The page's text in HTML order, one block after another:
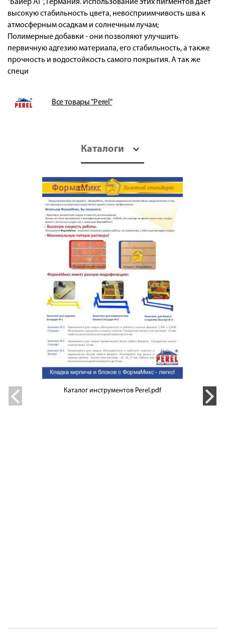
"Байер АГ", Германия. Использование этих пигментов дает
высокую стабильность цвета, невосприимчивость шва к
атмосферным осадкам и солнечным лучам;
Полимерные добавки - они позволяют улучшить
первичную адгезию материала, его стабильность, а также
прочность и водостойкость самого покрытия. А так же
специ
Все товары "Perel"
Каталоги
Каталог инструментов Perel.pdf